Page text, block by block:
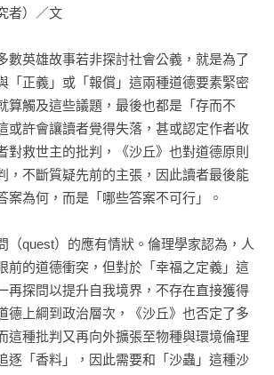
學、社會寓言、人類演化的想像
丘》小說六部曲．首次完整登台
一直是科幻小說界不可動搖的巨星，但
經典，正因為它從不只是一部科幻小說。
、循環再生的生態思考、針砭政治運作的
》竟成了預演了21世紀科技與人性危機的
讓任何人都能擁有透視歷史、計算未來的
是否真能確保未來延續下去？受人類活動
會投下多少變數？《沙丘》歷久不衰的底
成為借鏡。
者）／文
數英雄故事若非探討社會公義，就是為了
「正義」或「報償」這兩種道德要素緊密
算觸及這些議題，最後也都是「存而不
或許會讓讀者覺得失落，甚或認定作者收
對救世主的批判，《沙丘》也對道德原則
，不斷質疑先前的主張，因此讀者最後能
案為何，而是「哪些答案不可行」。
（quest）的應有情狀。倫理學家認為，人
前的道德衝突，但對於「幸福之定義」這
再探問以提升自我境界，不存在直接獲得
德上綱到政治層次，《沙丘》也否定了多
這種批判又再向外擴張至物種與環境倫理
逐「香料」，因此需要和「沙蟲」這種沙